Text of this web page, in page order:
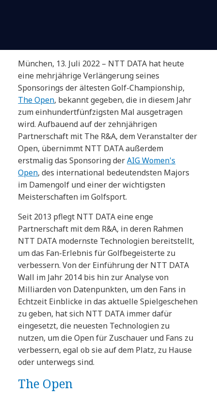
München, 13. Juli 2022 – NTT DATA hat heute
eine mehrjährige Verlängerung seines
Sponsorings der ältesten Golf-Championship,
The Open, bekannt gegeben, die in diesem Jahr
zum einhundertfünfzigsten Mal ausgetragen
wird. Aufbauend auf der zehnjährigen
Partnerschaft mit The R&A, dem Veranstalter der
Open, übernimmt NTT DATA außerdem
erstmalig das Sponsoring derAIG Women's
Open, des international bedeutendsten Majors
im Damengolf und einer der wichtigsten
Meisterschaften im Golfsport.
Seit 2013 pflegt NTT DATA eine enge
Partnerschaft mit dem R&A, in deren Rahmen
NTT DATA modernste Technologien bereitstellt,
um das Fan-Erlebnis für Golfbegeisterte zu
verbessern. Von der Einführung der NTT DATA
Wall im Jahr 2014 bis hin zur Analyse von
Milliarden von Datenpunkten, um den Fans in
Echtzeit Einblicke in das aktuelle Spielgeschehen
zu geben, hat sich NTT DATA immer dafür
eingesetzt, die neuesten Technologien zu
nutzen, um die Open für Zuschauer und Fans zu
verbessern, egal ob sie auf dem Platz, zu Hause
oder unterwegs sind.
The Open